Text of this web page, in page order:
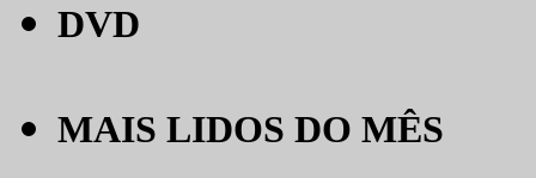
DVD
MAIS LIDOS DO MÊS